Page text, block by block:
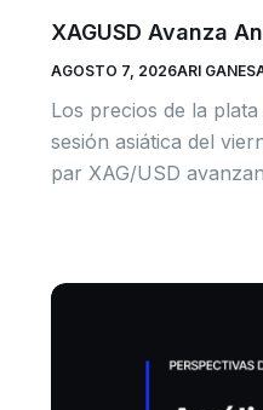
XAGUSD Avanza
AGOSTO 7, 2026ARI
Los precios de la
sesión asiática del
par XAG/USD